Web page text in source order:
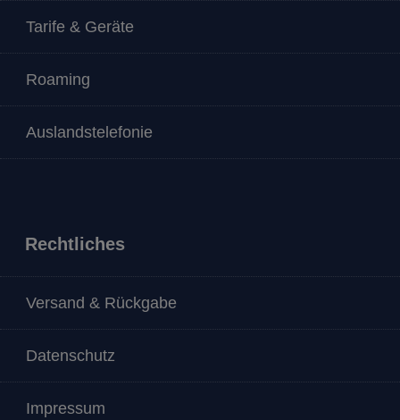
Tarife & Geräte
Roaming
Auslandstelefonie
Rechtliches
Versand & Rückgabe
Datenschutz
Impressum